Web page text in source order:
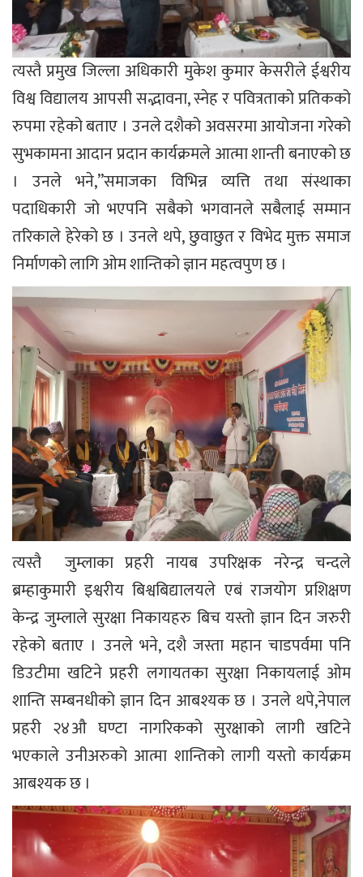
त्यस्तै प्रमुख जिल्ला अधिकारी मुकेश कुमार केसरीले ईश्वरीय
विश्व विद्यालय आपसी सद्भावना, स्नेह र पवित्रताको प्रतिकको
रुपमा रहेको बताए । उनले दशैको अवसरमा आयोजना गरेको
सुभकामना आदान प्रदान कार्यक्रमले आत्मा शान्ती बनाएको छ
। उनले भने,”समाजका विभिन्न व्यत्ति तथा संस्थाका
पदाधिकारी जो भएपनि सबैको भगवानले सबैलाई सम्मान
तरिकाले हेरेको छ । उनले थपे, छुवाछुत र विभेद मुक्त समाज
निर्माणको लागि ओम शान्तिको ज्ञान महत्वपुण छ ।
त्यस्तै जुम्लाका प्रहरी नायब उपरिक्षक नरेन्द्र चन्दले
ब्रम्हाकुमारी इश्वरीय बिश्वबिद्यालयले एबं राजयोग प्रशिक्षण
केन्द्र जुम्लाले सुरक्षा निकायहरु बिच यस्तो ज्ञान दिन जरुरी
रहेको बताए । उनले भने, दशै जस्ता महान चाडपर्वमा पनि
डिउटीमा खटिने प्रहरी लगायतका सुरक्षा निकायलाई ओम
शान्ति सम्बनधीको ज्ञान दिन आबश्यक छ । उनले थपे,नेपाल
प्रहरी २४औ घण्टा नागरिकको सुरक्षाको लागी खटिने
भएकाले उनीअरुको आत्मा शान्तिको लागी यस्तो कार्यक्रम
आबश्यक छ ।